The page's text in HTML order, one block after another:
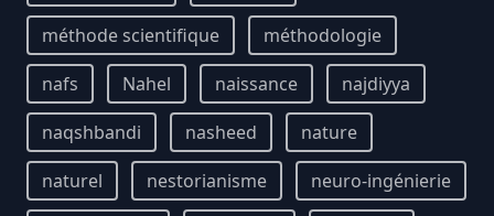
méthode scientifique
méthodologie
nafs
Nahel naissance
najdiyya
naqshbandi
nasheed
nature
naturel
nestorianisme
neuro-ingénierie